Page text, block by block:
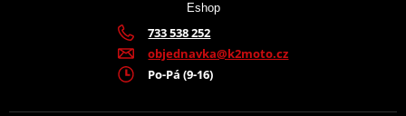
Eshop
733 538 252
objednavka@k2moto.cz
Po-Pá (9-16)